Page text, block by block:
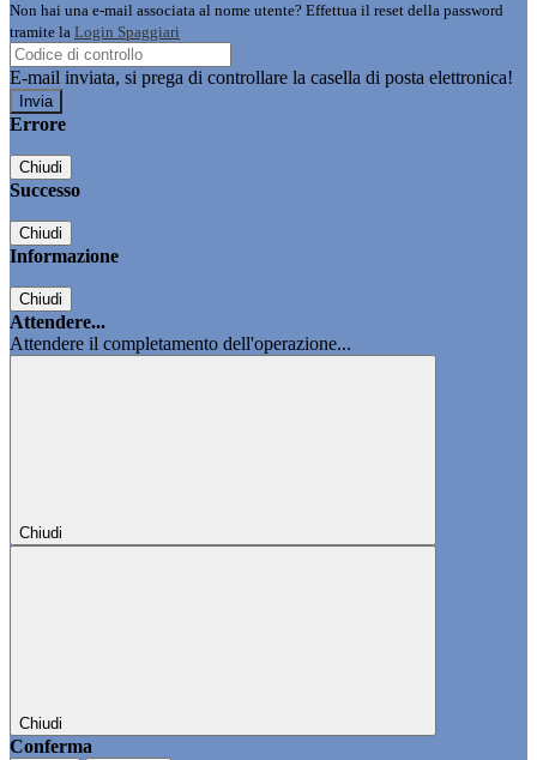
Non hai una e-mail associata al nome utente? Effettua il reset della password
tramite la Login Spaggiari
E-mail inviata, si prega di controllare la casella di posta elettronica!
Errore
Chiudi
Successo
Chiudi
Informazione
Chiudi
Attendere...
Attendere il completamento dell'operazione...
Chiudi
Chiudi
Conferma